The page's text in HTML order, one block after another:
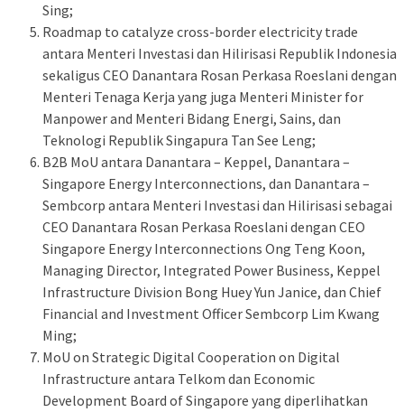
Sing;
Roadmap to catalyze cross-border electricity trade
antara Menteri Investasi dan Hilirisasi Republik Indonesia
sekaligus CEO Danantara Rosan Perkasa Roeslani dengan
Menteri Tenaga Kerja yang juga Menteri Minister for
Manpower and Menteri Bidang Energi, Sains, dan
Teknologi Republik Singapura Tan See Leng;
B2B MoU antara Danantara – Keppel, Danantara –
Singapore Energy Interconnections, dan Danantara –
Sembcorp ⁠antara Menteri Investasi dan Hilirisasi sebagai
CEO Danantara Rosan Perkasa Roeslani dengan CEO
Singapore Energy Interconnections Ong Teng Koon,
Managing Director, Integrated Power Business, Keppel
Infrastructure Division Bong Huey Yun Janice, dan Chief
Financial and Investment Officer Sembcorp Lim Kwang
Ming;
MoU on Strategic Digital Cooperation on Digital
Infrastructure antara Telkom dan Economic
Development Board of Singapore ⁠yang diperlihatkan